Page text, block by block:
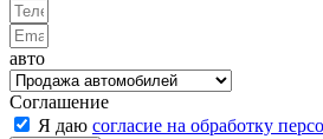
авто
Соглашение
Я даю согласие на обработку